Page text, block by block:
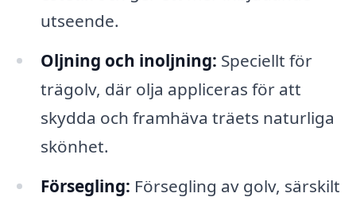
utseende.
Oljning och inoljning: Speciellt för
trägolv, där olja appliceras för att
skydda och framhäva träets naturliga
skönhet.
Försegling: Försegling av golv, särskilt